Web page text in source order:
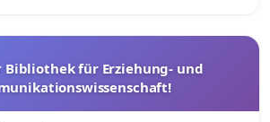
Bibliothek für Erziehung- und